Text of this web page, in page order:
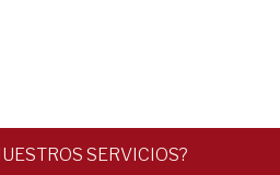
SERVICIOS?